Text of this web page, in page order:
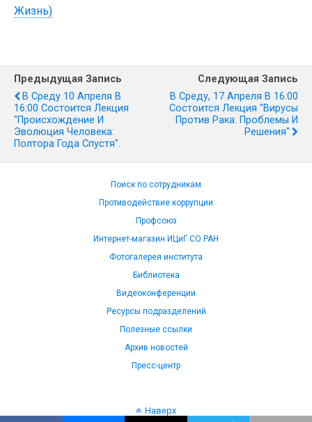
Жизнь)
Предыдущая Запись
В Среду 10 Апреля В
16:00 Состоится Лекция
"Происхождение И
Эволюция Человека:
Полтора Года Спустя".
Следующая Запись
В Среду, 17 Апреля В 16:00
Состоится Лекция "Вирусы
Против Рака: Проблемы И
Решения"
Поиск по сотрудникам
Противодействие коррупции
Профсоюз
Интернет-магазин ИЦиГ СО РАН
Фотогалерея института
Библиотека
Видеоконференции
Ресурсы подразделений
Полезные ссылки
Архив новостей
Пресс-центр
Наверх